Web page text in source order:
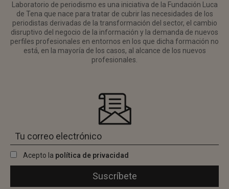
Laboratorio de periodismo es una iniciativa de la Fundación Luca
de Tena que nace para tratar de cubrir las necesidades de los
periodistas derivadas de la transformación del sector, el cambio
disruptivo del negocio de la información y la demanda de nuevos
perfiles profesionales en entornos en los que dicha formación no
está, en la mayoría de los casos, al alcance de los nuevos
profesionales.
Acepto la política de privacidad